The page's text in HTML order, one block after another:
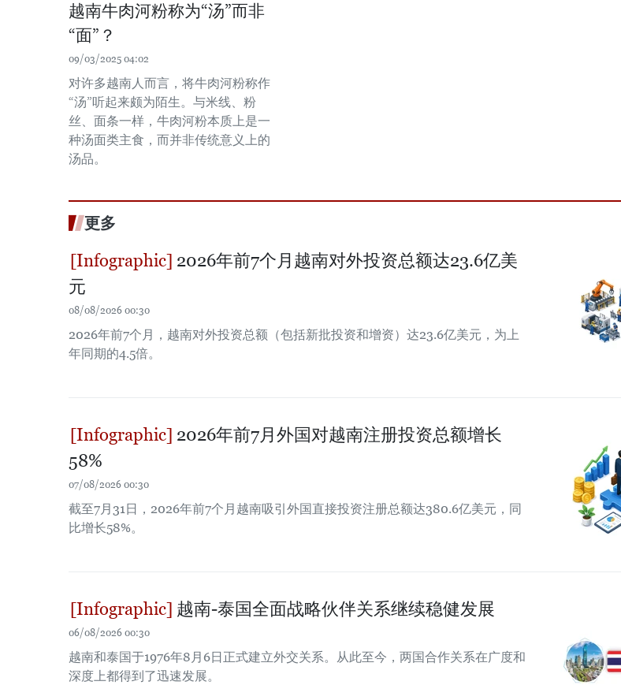
越南牛肉河粉称为“汤”而非
“面”？
09/03/2025 04:02
对许多越南人而言，将牛肉河粉称作
“汤”听起来颇为陌生。与米线、粉
丝、面条一样，牛肉河粉本质上是一
种汤面类主食，而并非传统意义上的
汤品。
更多
2026年前7个月越南对外投资总额达23.6亿美
元
08/08/2026 00:30
2026年前7个月，越南对外投资总额（包括新批投资和增资）达23.6亿美元，为上
年同期的4.5倍。
2026年前7月外国对越南注册投资总额增长
58%
07/08/2026 00:30
截至7月31日，2026年前7个月越南吸引外国直接投资注册总额达380.6亿美元，同
比增长58%。
越南-泰国全面战略伙伴关系继续稳健发展
06/08/2026 00:30
越南和泰国于1976年8月6日正式建立外交关系。从此至今，两国合作关系在广度和
深度上都得到了迅速发展。